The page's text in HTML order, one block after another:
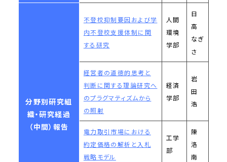
分野別研究組
織・研究経過
（中間）報告
不登校抑制要因および学
内不登校支援体制に関
する研究
人間
環境
学部
日
高
なぎ
さ
経営者の道徳的思考と
判断に関する理論研究へ
のプラグマティズムから
の照射
経済
学部
岩
田
浩
電力取引市場における
約定価格の解析と入札
戦略モデル
工学
部
陳
洛
南